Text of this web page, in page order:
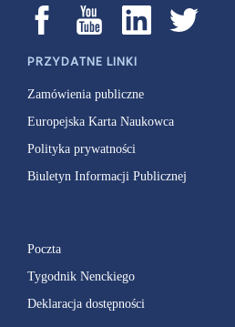
tel.: (+48 22) 589 22 00
fax: (+48 22) 822 53 42
e-mail: dyrekcja@nencki.edu.pl
Znajdź nas naGoogle Maps
PRZYDATNE LINKI
Zamówienia publiczne
Europejska Karta Naukowca